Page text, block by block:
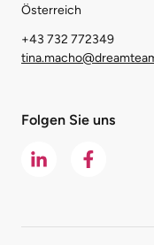
Österreich
+43 732 772349
Folgen Sie uns